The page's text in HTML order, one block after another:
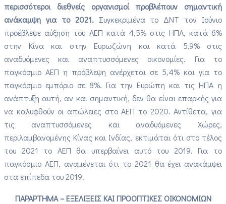
περισσότεροι διεθνείς οργανισμοί προβλέπουν σημαντική
ανάκαμψη για το 2021.Συγκεκριμένα το ΔΝΤ τον Ιούνιο
προέβλεψε αύξηση του ΑΕΠ κατά 4,5% στις ΗΠΑ, κατά 6%
στην Κίνα και στην Ευρωζώνη και κατά 5,9% στις
αναδυόμενες και αναπτυσσόμενες οικονομίες. Για το
παγκόσμιο ΑΕΠ η πρόβλεψη ανέρχεται σε 5,4% και για το
παγκόσμιο εμπόριο σε 8%. Για την Ευρώπη και τις ΗΠΑ η
ανάπτυξη αυτή, αν και σημαντική, δεν θα είναι επαρκής για
να καλυφθούν οι απώλειες στο ΑΕΠ το 2020. Αντίθετα, για
τις αναπτυσσόμενες και αναδυόμενες Χώρες,
περιλαμβανομένης Κίνας και Ινδίας, εκτιμάται ότι στο τέλος
του 2021 το ΑΕΠ θα υπερβαίνει αυτό του 2019. Για το
παγκόσμιο ΑΕΠ, αναμένεται ότι το 2021 θα έχει ανακάμψει
στα επίπεδα του 2019.
ΠΑΡΑΡΤΗΜΑ – ΕΞΕΛΙΞΕΙΣ ΚΑΙ ΠΡΟΟΠΤΙΚΕΣ ΟΙΚΟΝΟΜΙΩΝ